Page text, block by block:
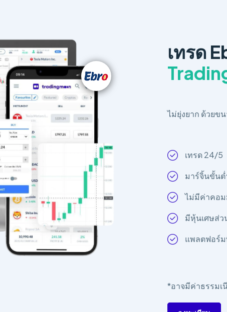
เทรด
ไม่ยุ่งยาก ด้วยข
เทรด 24/5
มาร์จิ้นขั้นต่
ไม่มีค่าคอม
มีหุ้นเศษส่ว
แพลตฟอร์ม
*อาจมีค่าธรรมเ